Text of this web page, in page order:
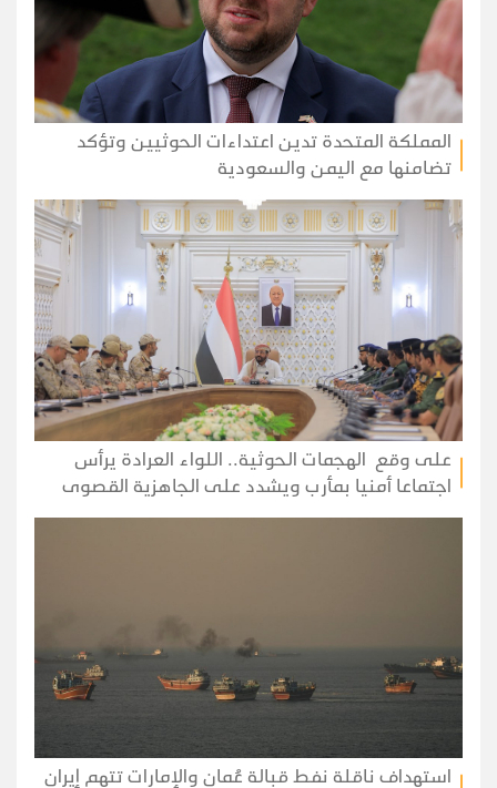
المملكة المتحدة تدين اعتداءات الحوثيين وتؤكد
تضامنها مع اليمن والسعودية
على وقع الهجمات الحوثية.. اللواء العرادة يرأس
اجتماعا أمنيا بمأرب ويشدد على الجاهزية القصوى
استهداف ناقلة نفط قبالة عُمان والإمارات تتهم إيران